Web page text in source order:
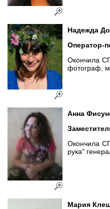
Надежда
Оператор-
Окончила
фотограф,
Анна
Окончила
рука"
Мария